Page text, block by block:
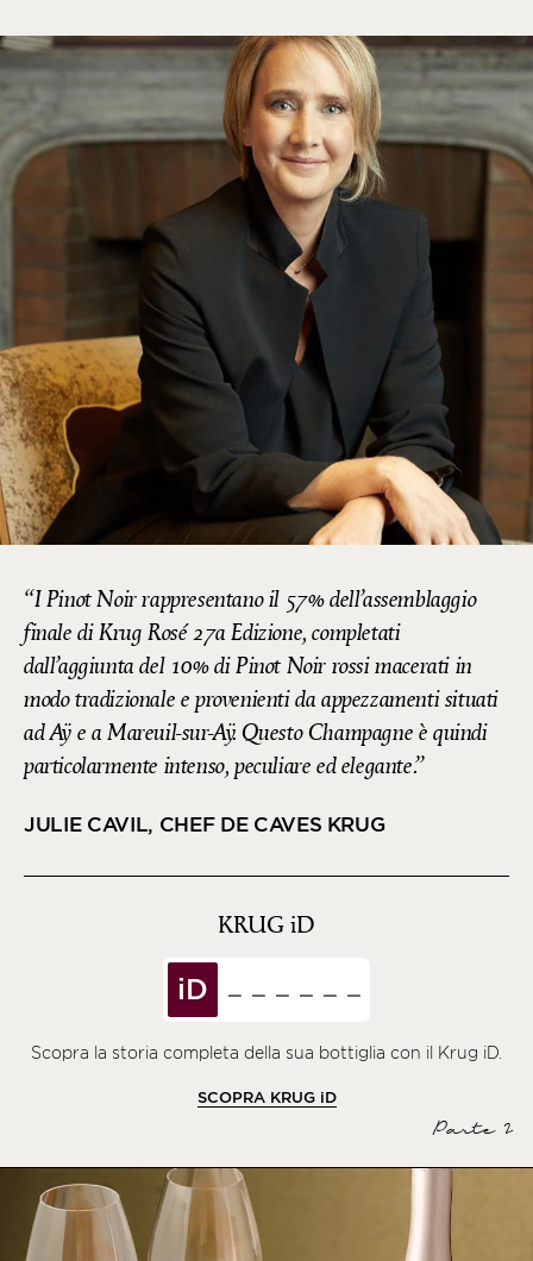
I Pinot Noir rappresentano il 57% dell’assemblaggio
finale di Krug Rosé 27a Edizione, completati
dall’aggiunta del 10% di Pinot Noir rossi macerati in
modo tradizionale e provenienti da appezzamenti situati
ad Aÿ e a Mareuil-sur-Aÿ. Questo Champagne è quindi
particolarmente intenso, peculiare ed elegante.
JULIE CAVIL, CHEF DE CAVES KRUG
KRUG iD
iD
Scopra la storia completa della sua bottiglia con il Krug iD.
SCOPRA KRUG iD
Parte 2